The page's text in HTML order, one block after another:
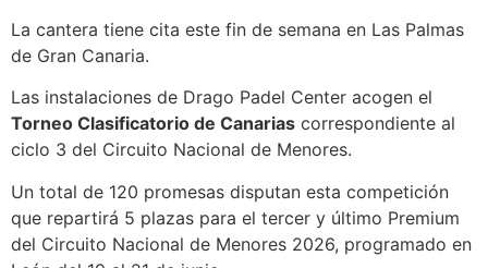
La cantera tiene cita este fin de semana en Las Palmas
de Gran Canaria.
Las instalaciones de Drago Padel Center acogen el
Torneo Clasificatorio de Canarias correspondiente al
ciclo 3 del Circuito Nacional de Menores.
Un total de 120 promesas disputan esta competición
que repartirá 5 plazas para el tercer y último Premium
del Circuito Nacional de Menores 2026, programado en